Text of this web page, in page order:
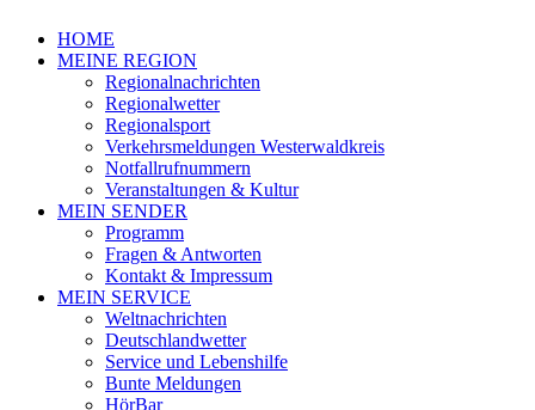
HOME
MEINE REGION
Regionalnachrichten
Regionalwetter
Regionalsport
Verkehrsmeldungen Westerwaldkreis
Notfallrufnummern
Veranstaltungen & Kultur
MEIN SENDER
Programm
Fragen & Antworten
Kontakt & Impressum
MEIN SERVICE
Weltnachrichten
Deutschlandwetter
Service und Lebenshilfe
Bunte Meldungen
HörBar